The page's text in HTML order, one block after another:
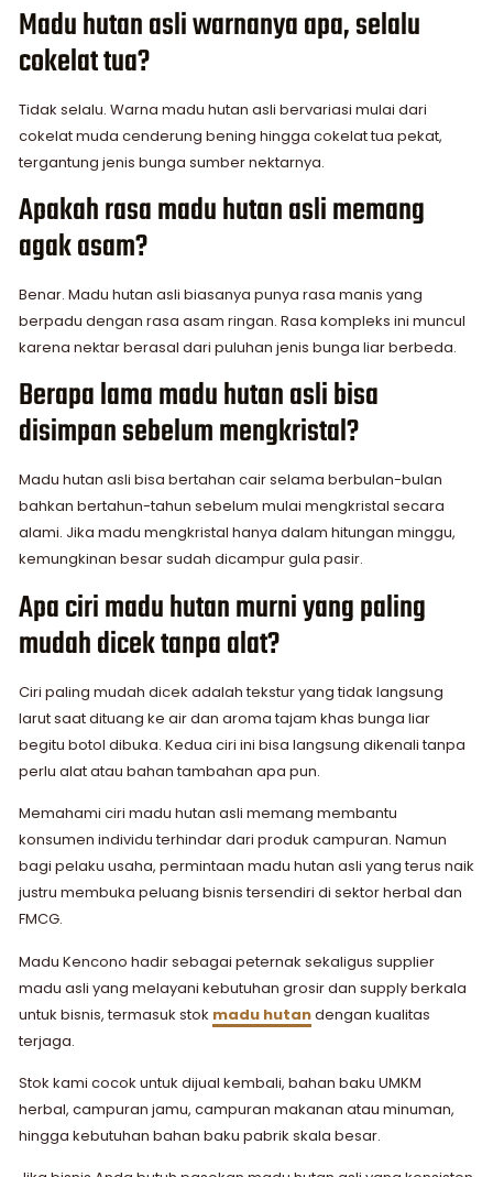
Madu hutan asli warnanya apa, selalu
cokelat tua?
Tidak selalu. Warna madu hutan asli bervariasi mulai dari
cokelat muda cenderung bening hingga cokelat tua pekat,
tergantung jenis bunga sumber nektarnya.
Apakah rasa madu hutan asli memang
agak asam?
Benar. Madu hutan asli biasanya punya rasa manis yang
berpadu dengan rasa asam ringan. Rasa kompleks ini muncul
karena nektar berasal dari puluhan jenis bunga liar berbeda.
Berapa lama madu hutan asli bisa
disimpan sebelum mengkristal?
Madu hutan asli bisa bertahan cair selama berbulan-bulan
bahkan bertahun-tahun sebelum mulai mengkristal secara
alami. Jika madu mengkristal hanya dalam hitungan minggu,
kemungkinan besar sudah dicampur gula pasir.
Apa ciri madu hutan murni yang paling
mudah dicek tanpa alat?
Ciri paling mudah dicek adalah tekstur yang tidak langsung
larut saat dituang ke air dan aroma tajam khas bunga liar
begitu botol dibuka. Kedua ciri ini bisa langsung dikenali tanpa
perlu alat atau bahan tambahan apa pun.
Memahami ciri madu hutan asli memang membantu
konsumen individu terhindar dari produk campuran. Namun
bagi pelaku usaha, permintaan madu hutan asli yang terus naik
justru membuka peluang bisnis tersendiri di sektor herbal dan
FMCG.
Madu Kencono hadir sebagai peternak sekaligus supplier
madu asli yang melayani kebutuhan grosir dan supply berkala
untuk bisnis, termasuk stok madu hutandengan kualitas
terjaga.
Stok kami cocok untuk dijual kembali, bahan baku UMKM
herbal, campuran jamu, campuran makanan atau minuman,
hingga kebutuhan bahan baku pabrik skala besar.